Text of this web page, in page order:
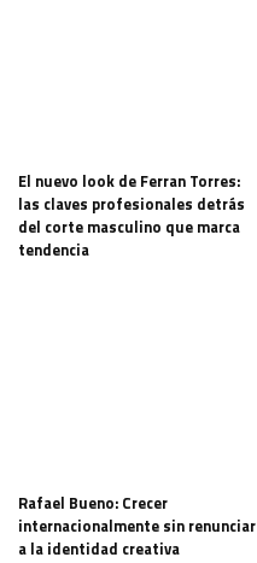
El nuevo look de Ferran Torres:
las claves profesionales detrás
del corte masculino que marca
tendencia
Rafael Bueno: Crecer
internacionalmente sin renunciar
a la identidad creativa